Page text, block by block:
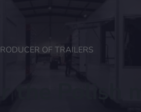
OF TRAILERS